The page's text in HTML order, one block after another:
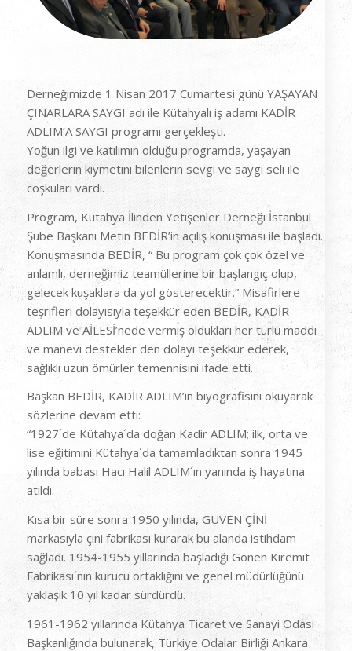
Derneğimizde 1 Nisan 2017 Cumartesi günü YAŞAYAN
ÇINARLARA SAYGI adı ile Kütahyalı iş adamı KADİR
ADLIM’A SAYGI programı gerçekleşti.
Yoğun ilgi ve katılımın olduğu programda, yaşayan
değerlerin kıymetini bilenlerin sevgi ve saygı seli ile
coşkuları vardı.
Program, Kütahya İlinden Yetişenler Derneği İstanbul
Şube Başkanı Metin BEDİR’in açılış konuşması ile başladı.
Konuşmasında BEDİR, “ Bu program çok çok özel ve
anlamlı, derneğimiz teamüllerine bir başlangıç olup,
gelecek kuşaklara da yol gösterecektir.” Misafirlere
teşrifleri dolayısıyla teşekkür eden BEDİR, KADİR
ADLIM ve AİLESİ’nede vermiş oldukları her türlü maddi
ve manevi destekler den dolayı teşekkür ederek,
sağlıklı uzun ömürler temennisini ifade etti.
Başkan BEDİR, KADİR ADLIM’ın biyografisini okuyarak
sözlerine devam etti:
“1927´de Kütahya´da doğan Kadir ADLIM; ilk, orta ve
lise eğitimini Kütahya´da tamamladıktan sonra 1945
yılında babası Hacı Halil ADLIM´ın yanında iş hayatına
atıldı.
Kısa bir süre sonra 1950 yılında, GÜVEN ÇİNİ
markasıyla çini fabrikası kurarak bu alanda istihdam
sağladı. 1954-1955 yıllarında başladığı Gönen Kiremit
Fabrikası´nın kurucu ortaklığını ve genel müdürlüğünü
yaklaşık 10 yıl kadar sürdürdü.
1961-1962 yıllarında Kütahya Ticaret ve Sanayi Odası
Başkanlığında bulunarak, Türkiye Odalar Birliği Ankara